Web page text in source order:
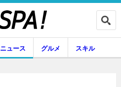
ニュース グルメ スキル